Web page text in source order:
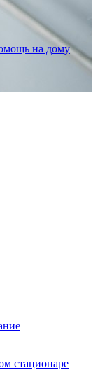
на дому
стационаре